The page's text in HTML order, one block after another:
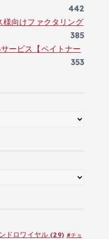
442
様向けファクタリング
385
ービス【ペイトナー
353
ドロワイヤル (29) #チョ